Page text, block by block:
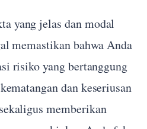
yang jelas dan modal
memastikan bahwa Anda
risiko yang bertanggung
dan keseriusan
memberikan